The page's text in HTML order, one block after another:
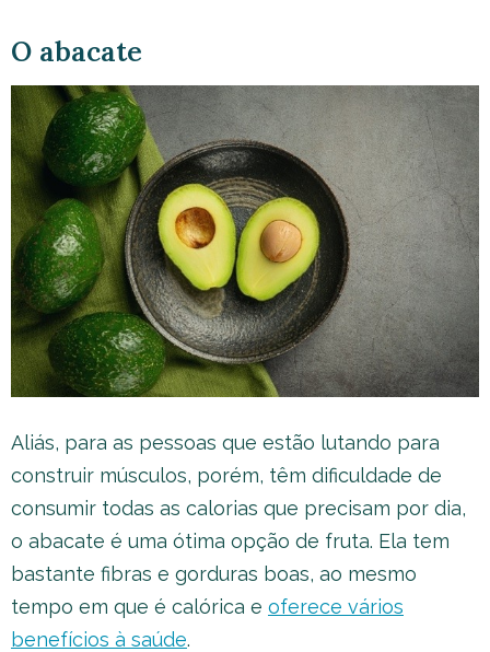
O abacate
Aliás, para as pessoas que estão lutando para
construir músculos, porém, têm dificuldade de
consumir todas as calorias que precisam por dia,
o abacate é uma ótima opção de fruta. Ela tem
bastante fibras e gorduras boas, ao mesmo
tempo em que é calórica e oferece vários
benefícios à saúde.